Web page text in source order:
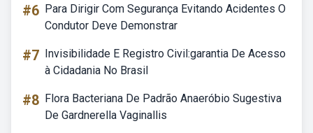
#6 Para Dirigir Com Segurança Evitando Acidentes O
Condutor Deve Demonstrar
#7 Invisibilidade E Registro Civil:garantia De Acesso
à Cidadania No Brasil
#8 Flora Bacteriana De Padrão Anaeróbio Sugestiva
De Gardnerella Vaginallis